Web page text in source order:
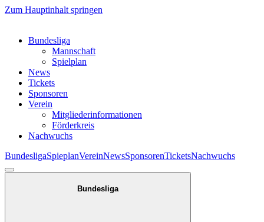
Zum Hauptinhalt springen
Bundesliga
Mannschaft
Spielplan
News
Tickets
Sponsoren
Verein
Mitgliederinformationen
Förderkreis
Nachwuchs
BundesligaSpieplanVereinNewsSponsorenTicketsNachwuchs
Bundesliga